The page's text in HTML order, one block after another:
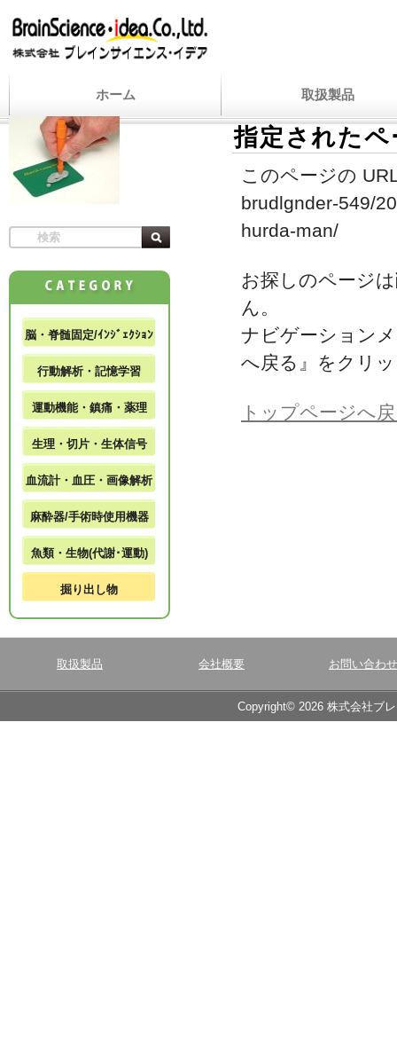
ホーム 取扱製品
指定された
このページの
brudlgnder-549/
hurda-man/
お探しのページ
ん。
ナビゲーション
へ戻る』をクリ
トップページへ
脳・脊髄固定/ｲﾝｼﾞｪｸｼｮﾝ
行動解析・記憶学習
運動機能・鎮痛・薬理
生理・切片・生体信号
血流計・血圧・画像解析
麻酔器/手術時使用機器
魚類・生物(代謝･運動)
掘り出し物
取扱製品 会社概要 お問い合わせ
Copyright© 2026 株式会社ブ